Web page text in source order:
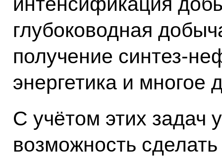
глубоководная
получение синтез-
энергетика и многое
С учётом этих задач
возможность